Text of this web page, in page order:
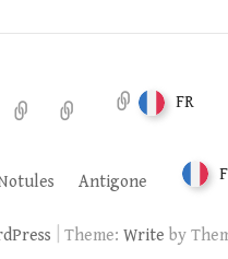
Notules Antigone FR
Antigone
Theme: Write by